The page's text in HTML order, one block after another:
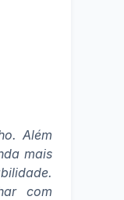
Além
mais
com